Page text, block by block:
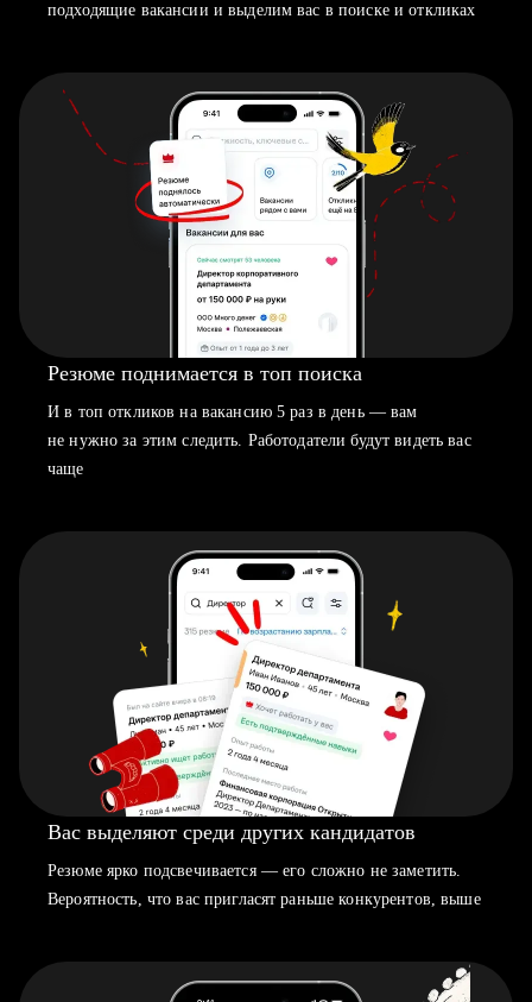
подходящие вакансии и выделим вас в поиске и откликах
Резюме поднимается в топ поиска
И в топ откликов на вакансию 5 раз в день — вам
не нужно за этим следить. Работодатели будут видеть вас
чаще
Вас выделяют среди других кандидатов
Резюме ярко подсвечивается — его сложно не заметить.
Вероятность, что вас пригласят раньше конкурентов, выше